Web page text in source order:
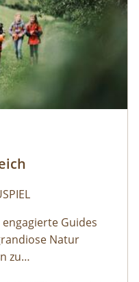
Guides
Natur
zu